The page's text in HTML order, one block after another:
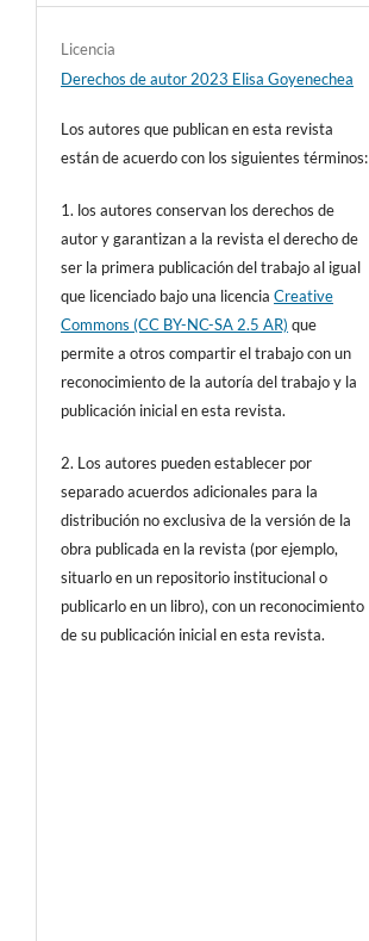
Licencia
Derechos de autor 2023 Elisa Goyenechea
Los autores que publican en esta revista
están de acuerdo con los siguientes términos:
1. los autores conservan los derechos de
autor y garantizan a la revista el derecho de
ser la primera publicación del trabajo al igual
que licenciado bajo una licenciaCreative
Commons (CC BY-NC-SA 2.5 AR) que
permite a otros compartir el trabajo con un
reconocimiento de la autoría del trabajo y la
publicación inicial en esta revista.
2. Los autores pueden establecer por
separado acuerdos adicionales para la
distribución no exclusiva de la versión de la
obra publicada en la revista (por ejemplo,
situarlo en un repositorio institucional o
publicarlo en un libro), con un reconocimiento
de su publicación inicial en esta revista.